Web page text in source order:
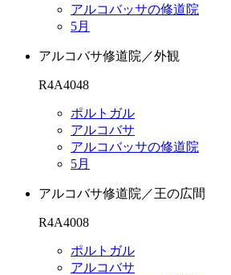
アルコバッサの修道院
5月
アルコバサ修道院／外観
R4A4048
ポルトガル
アルコバサ
アルコバッサの修道院
5月
アルコバサ修道院／王の広間
R4A4008
ポルトガル
アルコバサ